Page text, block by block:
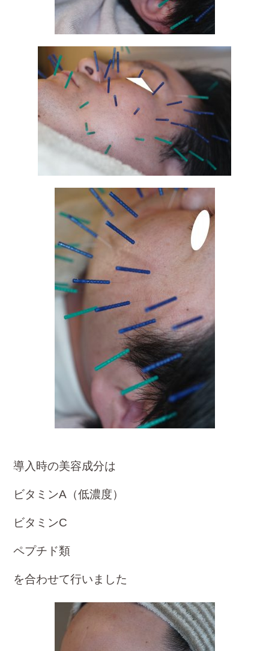
導入時の美容成分は
ビタミンA（低濃度）
ビタミンC
ペプチド類
を合わせて行いました